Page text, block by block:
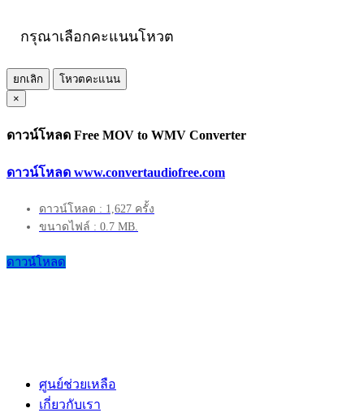
กรุณาเลือกคะแนนโหวต
ยกเลิก
โหวตคะแนน
×
ดาวน์โหลด Free MOV to WMV Converter
ดาวน์โหลด www.convertaudiofree.com
ดาวน์โหลด : 1,627 ครั้ง
ขนาดไฟล์ : 0.7 MB.
ดาวน์โหลด
ศูนย์ช่วยเหลือ
เกี่ยวกับเรา